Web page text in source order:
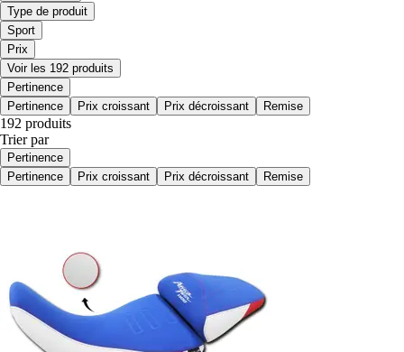
Type de produit
Sport
Prix
Voir les 192 produits
Pertinence
Pertinence
Prix croissant Prix décroissant Remise
192 produits
Trier par
Pertinence
Pertinence
Prix croissant Prix décroissant Remise